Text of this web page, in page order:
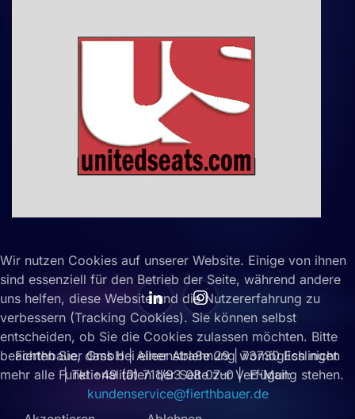
Fierthbauer GmbH | Alleenstraße 29 | 73730 Esslingen
| Tel +49 (0) 711/93 08 07-0 | E-Mail:
kundenservice@fierthbauer.de
Wir nutzen Cookies auf unserer Website. Einige von ihnen
sind essenziell für den Betrieb der Seite, während andere
uns helfen, diese Website und die Nutzererfahrung zu
verbessern (Tracking Cookies). Sie können selbst
entscheiden, ob Sie die Cookies zulassen möchten. Bitte
beachten Sie, dass bei einer Ablehnung womöglich nicht
mehr alle Funktionalitäten der Seite zur Verfügung stehen.